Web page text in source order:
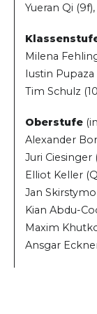
Yueran Qi
Milena
Iustin Pupaza
Tim Schulz
Oberstufe
Alexander
Juri Ciesinger
Elliot Keller
Jan
Kian Abdu-
Maxim
Ansgar